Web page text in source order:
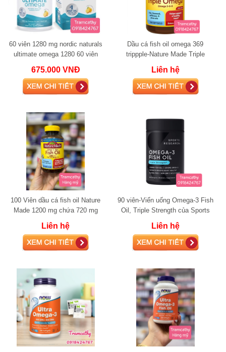
60 viên 1280 mg nordic naturals
ultimate omega 1280 60 viên
675.000 VNĐ
Dầu cá fish oil omega 369
trippple-Nature Made Triple
Omega 150 viên
Liên hệ
100 Viên dầu cá fish oil Nature
Made 1200 mg chứa 720 mg
omega 3
Liên hệ
90 viên-Viển uống Omega-3 Fish
Oil, Triple Strength của Sports
Researc
Liên hệ